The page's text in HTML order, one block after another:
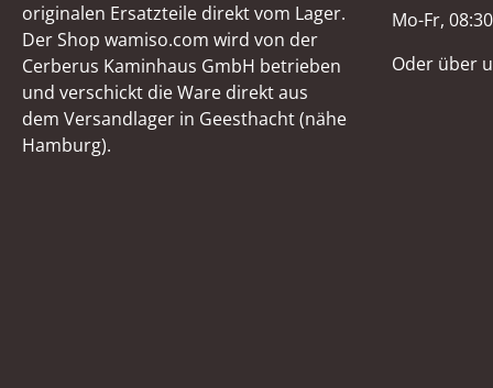
originalen Ersatzteile direkt vom Lager.
Der Shop wamiso.com wird von der
Cerberus Kaminhaus GmbH betrieben
und verschickt die Ware direkt aus
dem Versandlager in Geesthacht (nähe
Hamburg).
Mo-Fr,
Oder über